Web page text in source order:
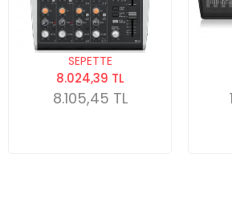
SEPETTE
8.024,39 TL
8.105,45 TL